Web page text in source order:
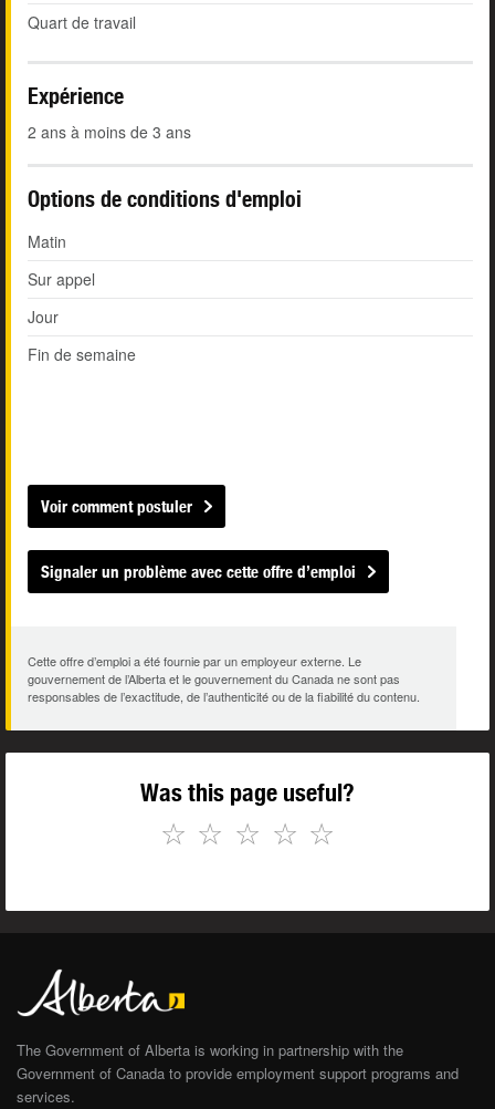
Quart de travail
Expérience
2 ans à moins de 3 ans
Options de conditions d'emploi
Matin
Sur appel
Jour
Fin de semaine
Voir comment postuler
Signaler un problème avec cette offre d’emploi
Cette offre d’emploi a été fournie par un employeur externe. Le
gouvernement de l’Alberta et le gouvernement du Canada ne sont pas
responsables de l’exactitude, de l’authenticité ou de la fiabilité du contenu.
Was this page useful?
☆
☆
☆
☆
☆
The Government of Alberta is working in partnership with the
Government of Canada to provide employment support programs and
services.